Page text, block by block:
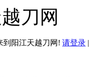
刀网
到阳江天越刀网! 请登录 |